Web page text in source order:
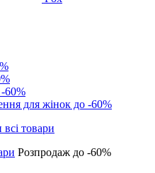
-60%
для жінок до -60%
Розпродаж до -60%